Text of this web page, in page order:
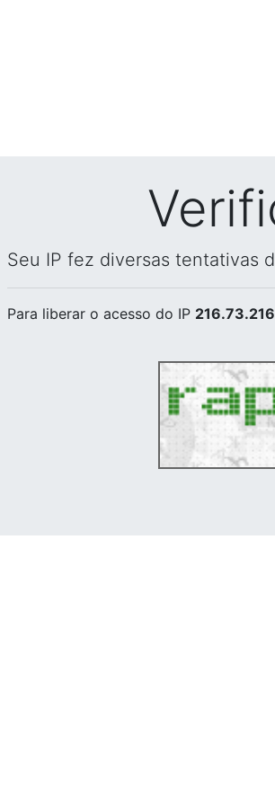
Seu IP fez diversas tentativas
Para liberar o acesso do IP